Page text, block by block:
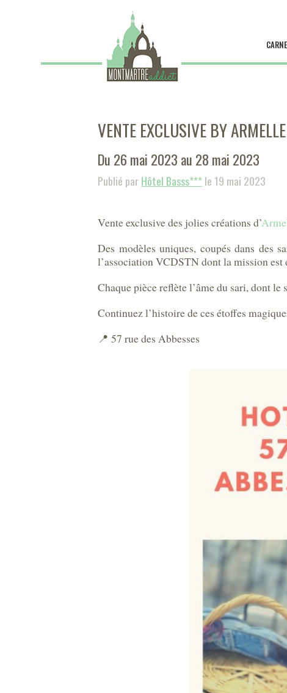
VENTE EXCLUSIVE BY
Du 26 mai 2023 au 28 mai 2023
Publié parHôtel Basss***le 19 mai 2023
Vente exclusive des jolies créations d’
Des modèles uniques, coupés dans des
l’association VCDSTN dont la mission est
Chaque pièce reflète l’âme du sari, dont le
Continuez l’histoire de ces étoffes
📍 57 rue des Abbesses